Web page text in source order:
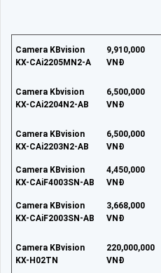
Camera KBvision
KX-CAi2205MN2-A
9,910,000
VNĐ
Camera Kbvision
KX-CAi2204N2-AB
6,500,000
VNĐ
Camera KBvision
KX-CAi2203N2-AB
6,500,000
VNĐ
Camera KBvision
KX-CAiF4003SN-AB
4,450,000
VNĐ
Camera KBvision
KX-CAiF2003SN-AB
3,668,000
VNĐ
Camera KBvision
KX-H02TN
220,000,000
VNĐ